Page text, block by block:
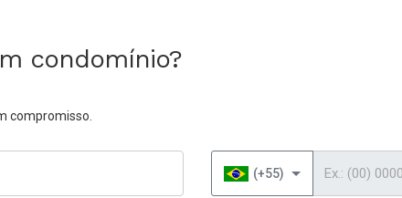
condomínio?
compromisso.
(+55)